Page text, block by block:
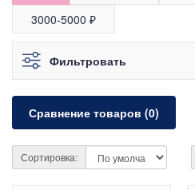
3000-5000 ₽
Фильтровать
Сравнение товаров (0)
Сортировка: